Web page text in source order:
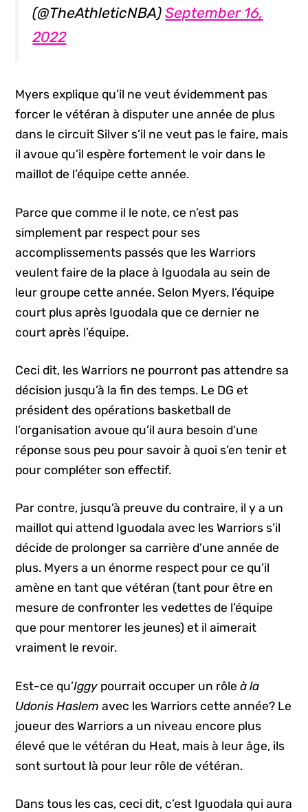
(@TheAthleticNBA)September 16,
2022
Myers explique qu’il ne veut évidemment pas
forcer le vétéran à disputer une année de plus
dans le circuit Silver s’il ne veut pas le faire, mais
il avoue qu’il espère fortement le voir dans le
maillot de l’équipe cette année.
Parce que comme il le note, ce n’est pas
simplement par respect pour ses
accomplissements passés que les Warriors
veulent faire de la place à Iguodala au sein de
leur groupe cette année. Selon Myers, l’équipe
court plus après Iguodala que ce dernier ne
court après l’équipe.
Ceci dit, les Warriors ne pourront pas attendre sa
décision jusqu’à la fin des temps. Le DG et
président des opérations basketball de
l’organisation avoue qu’il aura besoin d’une
réponse sous peu pour savoir à quoi s’en tenir et
pour compléter son effectif.
Par contre, jusqu’à preuve du contraire, il y a un
maillot qui attend Iguodala avec les Warriors s’il
décide de prolonger sa carrière d’une année de
plus. Myers a un énorme respect pour ce qu’il
amène en tant que vétéran (tant pour être en
mesure de confronter les vedettes de l’équipe
que pour mentorer les jeunes) et il aimerait
vraiment le revoir.
Est-ce qu’Iggy pourrait occuper un rôleà la
Udonis Haslem avec les Warriors cette année? Le
joueur des Warriors a un niveau encore plus
élevé que le vétéran du Heat, mais à leur âge, ils
sont surtout là pour leur rôle de vétéran.
Dans tous les cas, ceci dit, c’est Iguodala qui aura